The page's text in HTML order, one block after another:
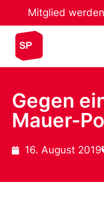
Mitglied werden
Gegen
Mauer-
16. August 2019